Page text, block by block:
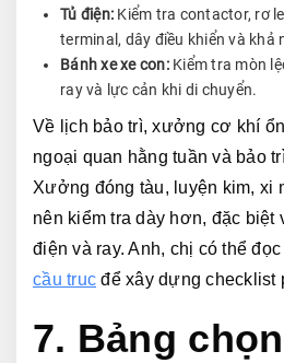
Tủ điện: Kiểm tra contactor, rơ
terminal, dây điều khiển và khả
Bánh xe xe con:Kiểm tra mòn
ray và lực cản khi di chuyển.
Về lịch bảo trì, xưởng cơ khí
ngoại quan hằng tuần và bảo
Xưởng đóng tàu, luyện kim, xi
nên kiểm tra dày hơn, đặc biệt
điện và ray. Anh, chị có thể
cầu trục để xây dựng checklist
7. Bảng